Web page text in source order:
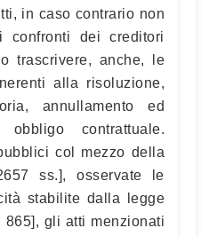
in caso contrario non
confronti dei creditori
trascrivere, anche, le
alla risoluzione,
annullamento ed
contrattuale.
col mezzo della
ss.], osservate le
stabilite dalla legge
865], gli atti menzionati